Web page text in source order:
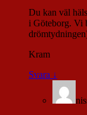
Du kan väl
i Göteborg. Vi
Kram
Svara ↓